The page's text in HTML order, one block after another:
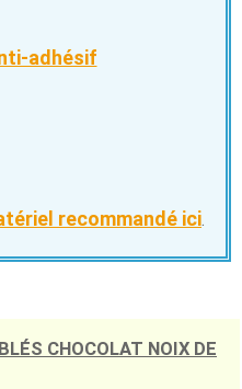
adhésif
recommandé ici
CHOCOLAT NOIX DE